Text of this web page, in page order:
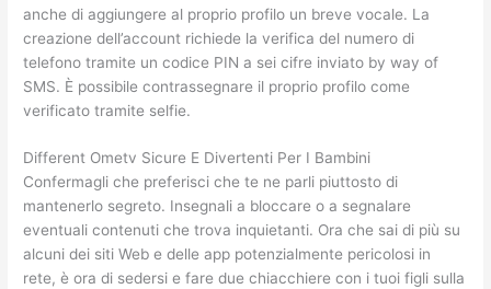
anche di aggiungere al proprio profilo un breve vocale. La
creazione dell’account richiede la verifica del numero di
telefono tramite un codice PIN a sei cifre inviato by way of
SMS. È possibile contrassegnare il proprio profilo come
verificato tramite selfie.
Different Ometv Sicure E Divertenti Per I Bambini
Confermagli che preferisci che te ne parli piuttosto di
mantenerlo segreto. Insegnali a bloccare o a segnalare
eventuali contenuti che trova inquietanti. Ora che sai di più su
alcuni dei siti Web e delle app potenzialmente pericolosi in
rete, è ora di sedersi e fare due chiacchiere con i tuoi figli sulla